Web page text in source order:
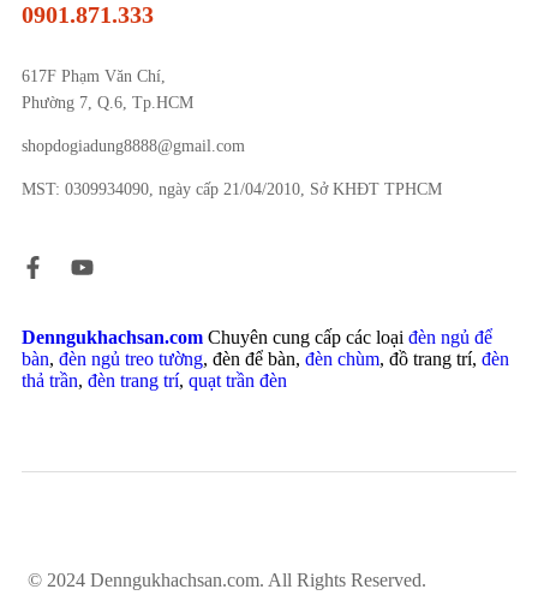
0901.871.333
617F Phạm Văn Chí,
Phường 7, Q.6, Tp.HCM
shopdogiadung8888@gmail.com
MST: 0309934090, ngày cấp 21/04/2010, Sở KHĐT TPHCM
Denngukhachsan.com Chuyên cung cấp các loại đèn ngủ để
bàn, đèn ngủ treo tường, đèn để bàn, đèn chùm, đồ trang trí, đèn
thả trần, đèn trang trí, quạt trần đèn
© 2024 Denngukhachsan.com. All Rights Reserved.